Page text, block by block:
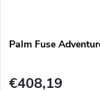
Palm Fuse
€408,19